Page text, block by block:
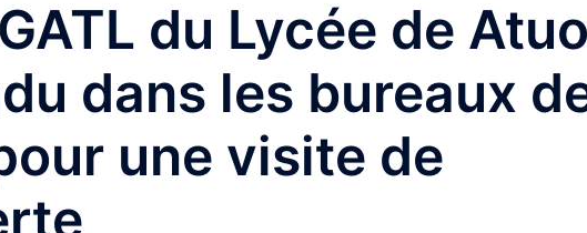
du Lycée de
dans les bureaux
une visite de